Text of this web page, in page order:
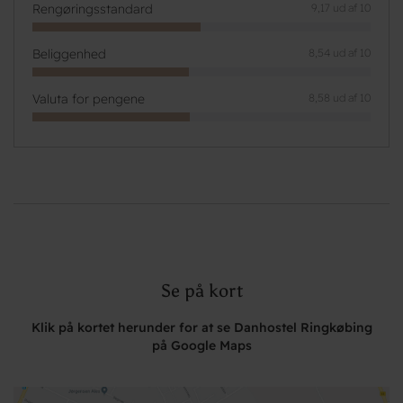
Rengøringsstandard 9,17 ud af 10
Beliggenhed 8,54 ud af 10
Valuta for pengene 8,58 ud af 10
Se på kort
Klik på kortet herunder for at se Danhostel Ringkøbing
på Google Maps